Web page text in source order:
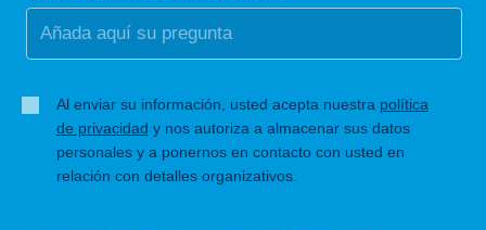
Al enviar su información, usted acepta nuestra política
de privacidad y nos autoriza a almacenar sus datos
personales y a ponernos en contacto con usted en
relación con detalles organizativos.